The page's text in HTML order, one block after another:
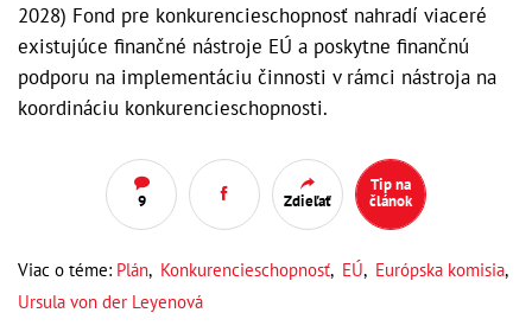
2028) Fond pre konkurencieschopnosť nahradí viaceré
existujúce finančné nástroje EÚ a poskytne finančnú
podporu na implementáciu činnosti v rámci nástroja na
koordináciu konkurencieschopnosti.
9 Zdieľať
Tip na
článok
Viac o téme: Plán, Konkurencieschopnosť, EÚ, Európska komisia,
Ursula von der Leyenová